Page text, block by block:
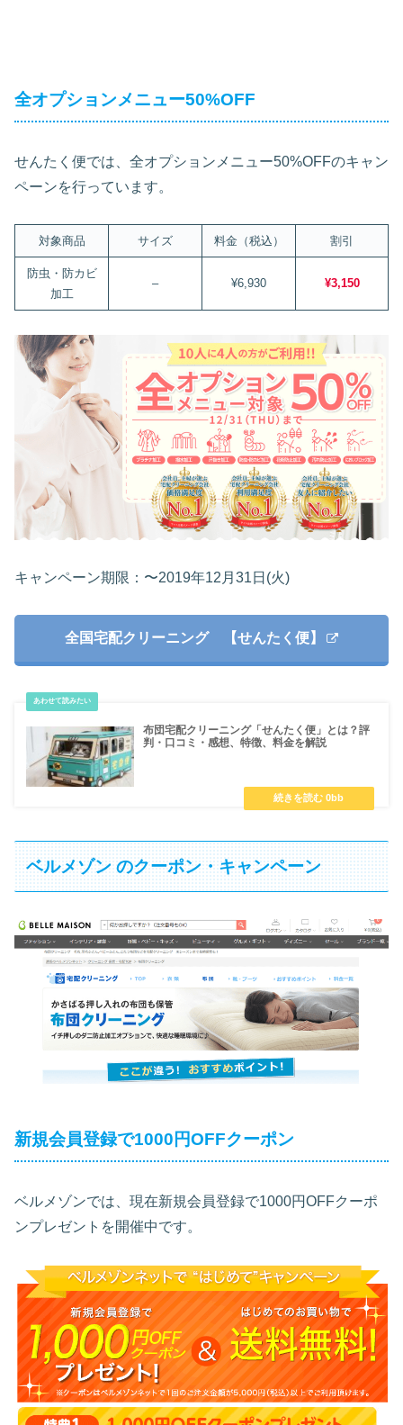
全オプションメニュー50%OFF
せんたく便では、全オプションメニュー50%OFFのキャン
ペーンを行っています。
対象商品 サイズ 料金（税込） 割引
防虫・防カビ
加工
– ¥6,930 ¥3,150
キャンペーン期限：〜2019年12月31日(火)
全国宅配クリーニング 【せんたく便】
布団宅配クリーニング「せんたく便」とは？評
判・口コミ・感想、特徴、料金を解説
ベルメゾン のクーポン・キャンペーン
新規会員登録で1000円OFFクーポン
ベルメゾンでは、現在新規会員登録で1000円OFFクーポ
ンプレゼントを開催中です。